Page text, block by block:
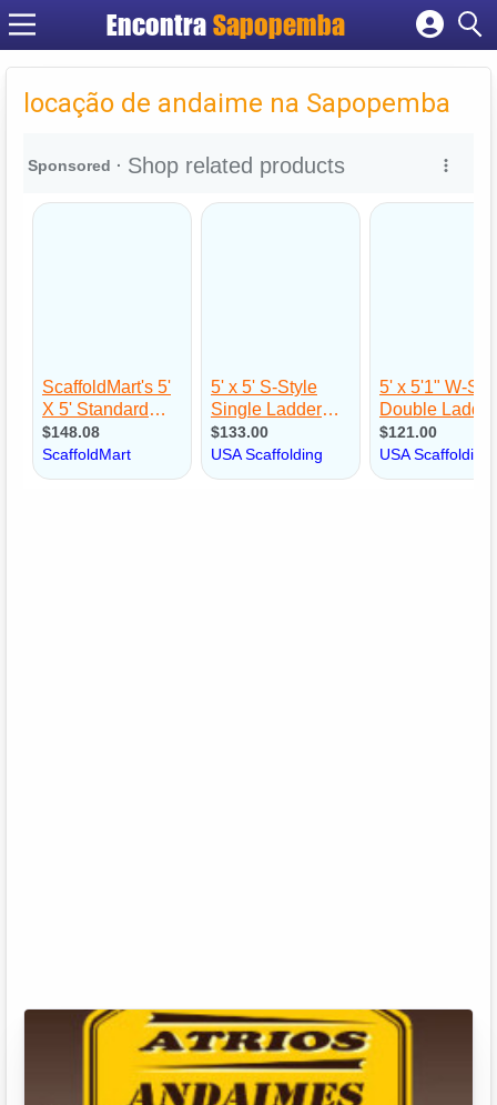
Encontra Sapopemba
Cadastrar empresa
Criar conta
locação de andaime na Sapopemba